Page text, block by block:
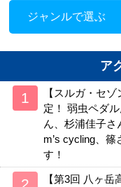
ジャンルで選ぶ
ア
【スルガ・セ
定！ 弱虫ペダ
ん、杉浦佳子さ
m’s cycling、
す！
【第3回 八ヶ